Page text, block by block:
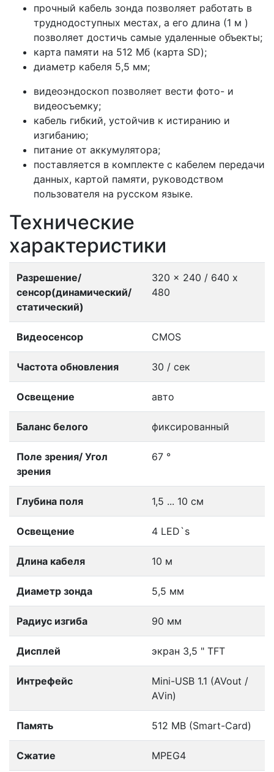
прочный кабель зонда позволяет работать в
труднодоступных местах, а его длина (1 м )
позволяет достичь самые удаленные объекты;
карта памяти на 512 Мб (карта SD);
диаметр кабеля 5,5 мм;
видеоэндоскоп позволяет вести фото- и
видеосъемку;
кабель гибкий, устойчив к истиранию и
изгибанию;
питание от аккумулятора;
поставляется в комплекте с кабелем передачи
данных, картой памяти, руководством
пользователя на русском языке.
Технические
характеристики
Разрешение/
сенсор(динамический/
статический)
320 x 240 / 640 x
480
Видеосенсор CMOS
Частота обновления 30 / сек
Освещение авто
Баланс белого фиксированный
Поле зрения/ Угол
зрения
67 °
Глубина поля 1,5 ... 10 см
Освещение 4 LED`s
Длина кабеля 10 м
Диаметр зонда 5,5 мм
Радиус изгиба 90 мм
Дисплей экран 3,5 " TFT
Интрефейс
Mini-USB 1.1 (AVout /
AVin)
Память 512 MB (Smart-Card)
Сжатие MPEG4